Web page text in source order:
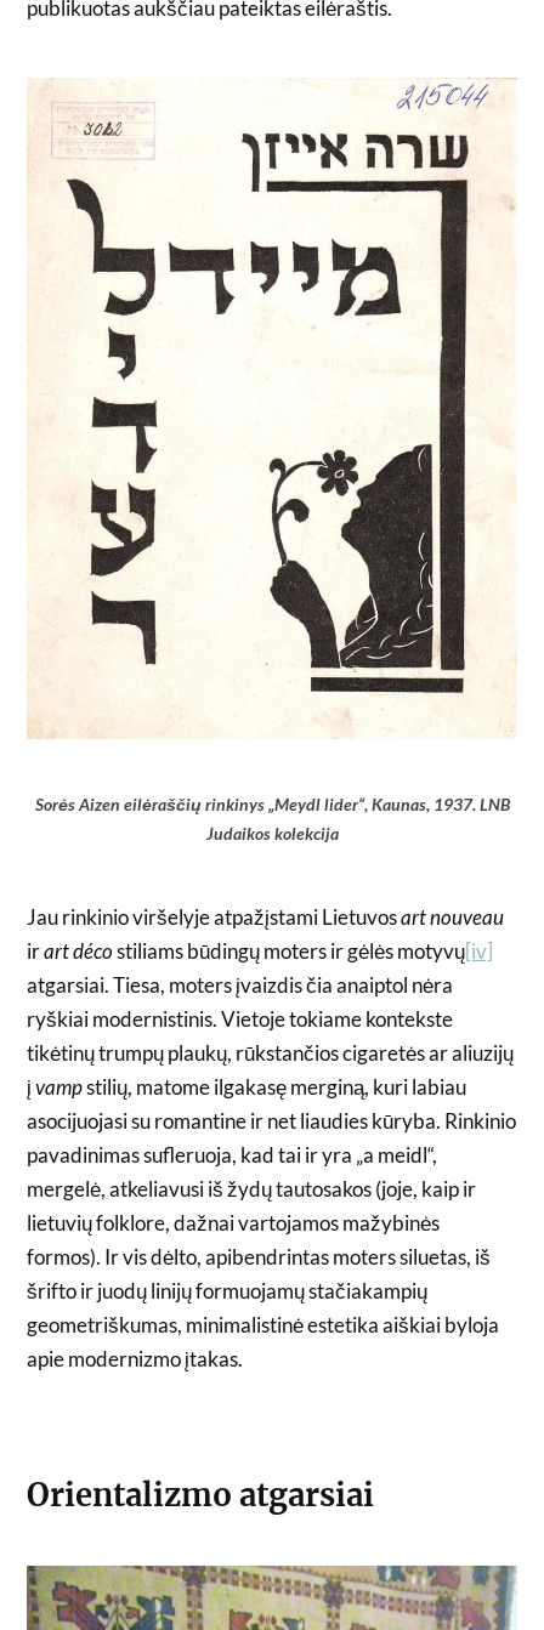
publikuotas aukščiau pateiktas eilėraštis.
Sorės Aizen eilėraščių rinkinys „Meydl lider“, Kaunas, 1937. LNB
Judaikos kolekcija
Jau rinkinio viršelyje atpažįstami Lietuvosart nouveau
irart décostiliams būdingų moters ir gėlės motyvų[iv]
atgarsiai. Tiesa, moters įvaizdis čia anaiptol nėra
ryškiai modernistinis. Vietoje tokiame kontekste
tikėtinų trumpų plaukų, rūkstančios cigaretės ar aliuzijų
įvampstilių, matome ilgakasę merginą, kuri labiau
asocijuojasi su romantine ir net liaudies kūryba. Rinkinio
pavadinimas sufleruoja, kad tai ir yra „a meidl“,
mergelė, atkeliavusi iš žydų tautosakos (joje, kaip ir
lietuvių folklore, dažnai vartojamos mažybinės
formos). Ir vis dėlto, apibendrintas moters siluetas, iš
šrifto ir juodų linijų formuojamų stačiakampių
geometriškumas, minimalistinė estetika aiškiai byloja
apie modernizmo įtakas.
Orientalizmo atgarsiai